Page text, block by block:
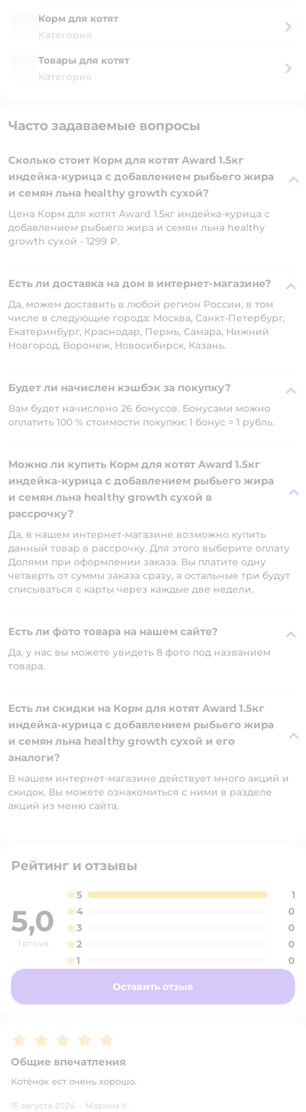
Корм для котят
Категория
Товары для котят
Категория
Часто задаваемые вопросы
Сколько стоит Корм для котят Award 1.5кг
индейка-курица с добавлением рыбьего жира
и семян льна healthy growth сухой?
Цена Корм для котят Award 1.5кг индейка-курица с
добавлением рыбьего жира и семян льна healthy
growth сухой - 1299 ₽.
Есть ли доставка на дом в интернет-магазине?
Да, можем доставить в любой регион России, в том
числе в следующие города: Москва, Санкт-Петербург,
Екатеринбург, Краснодар, Пермь, Самара, Нижний
Новгород, Воронеж, Новосибирск, Казань.
Будет ли начислен кэшбэк за покупку?
Вам будет начислено 26 бонусов. Бонусами можно
оплатить 100 % стоимости покупки: 1 бонус = 1 рубль.
Можно ли купить Корм для котят Award 1.5кг
индейка-курица с добавлением рыбьего жира
и семян льна healthy growth сухой в
рассрочку?
Да, в нашем интернет-магазине возможно купить
данный товар в рассрочку. Для этого выберите оплату
Долями при оформлении заказа. Вы платите одну
четверть от суммы заказа сразу, а остальные три будут
списываться с карты через каждые две недели.
Есть ли фото товара на нашем сайте?
Да, у нас вы можете увидеть 8 фото под названием
товара.
Есть ли скидки на Корм для котят Award 1.5кг
индейка-курица с добавлением рыбьего жира
и семян льна healthy growth сухой и его
аналоги?
В нашем интернет-магазине действует много акций и
скидок. Вы можете ознакомиться с ними в разделе
акций из меню сайта.
Рейтинг и отзывы
5,0
1 отзыв
5
1
4
0
3
0
2
0
1
0
Оставить отзыв
Рейтинг:5
Общие впечатления
Котёнок ест очень хорошо.
15 августа 2024 · Марина У.